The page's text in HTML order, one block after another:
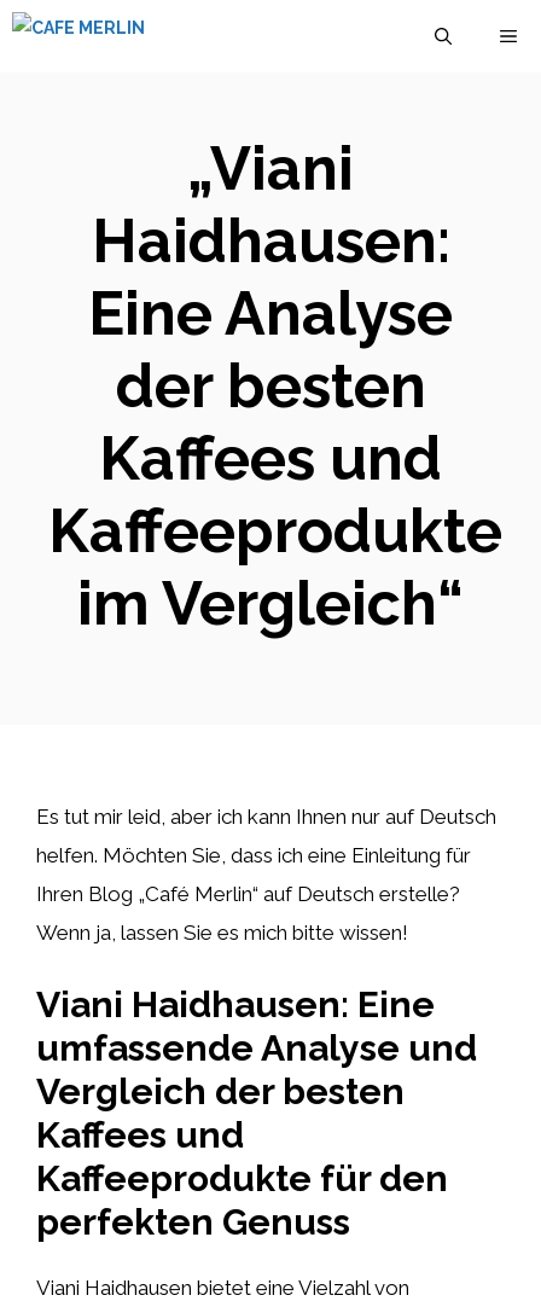
Zum
„Viani
Haidhausen:
Eine Analyse
der besten
Kaffees und
Kaffeeprodukte
im Vergleich“
Es tut mir leid, aber ich kann Ihnen nur auf Deutsch
helfen. Möchten Sie, dass ich eine Einleitung für
Ihren Blog „Café Merlin“ auf Deutsch erstelle?
Wenn ja, lassen Sie es mich bitte wissen!
Viani Haidhausen: Eine
umfassende Analyse und
Vergleich der besten
Kaffees und
Kaffeeprodukte für den
perfekten Genuss
Viani Haidhausen bietet eine Vielzahl von